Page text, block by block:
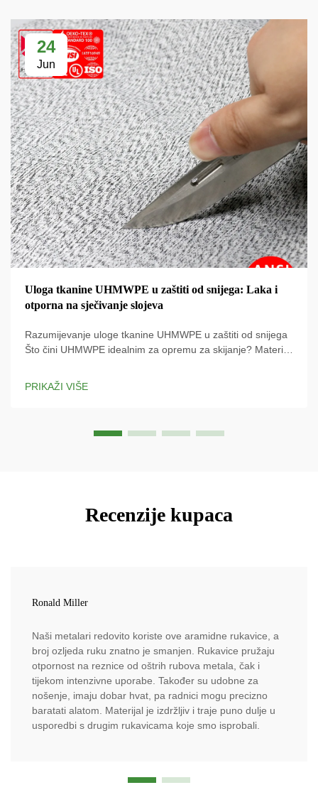
24
Jun
Uloga tkanine UHMWPE u zaštiti od snijega: Laka i
otporna na sječivanje slojeva
Razumijevanje uloge tkanine UHMWPE u zaštiti od snijega
Što čini UHMWPE idealnim za opremu za skijanje? Materijal
koristi se na najmodernijoj opremi za skijanje zato što je
PRIKAŽI VIŠE
Recenzije kupaca
Ronald Miller
Naši metalari redovito koriste ove aramidne rukavice, a
broj ozljeda ruku znatno je smanjen. Rukavice pružaju
otpornost na reznice od oštrih rubova metala, čak i
tijekom intenzivne uporabe. Također su udobne za
nošenje, imaju dobar hvat, pa radnici mogu precizno
baratati alatom. Materijal je izdržljiv i traje puno dulje u
usporedbi s drugim rukavicama koje smo isprobali.